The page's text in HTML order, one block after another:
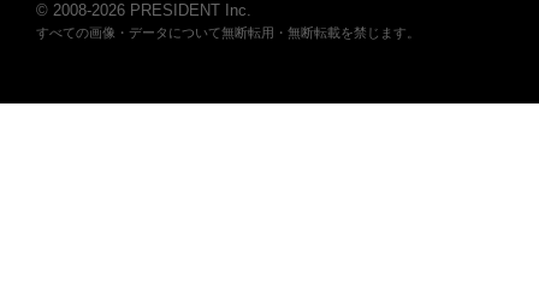
© 2008-2026 PRESIDENT Inc.
すべての画像・データについて無断転用・無断転載を禁じます。